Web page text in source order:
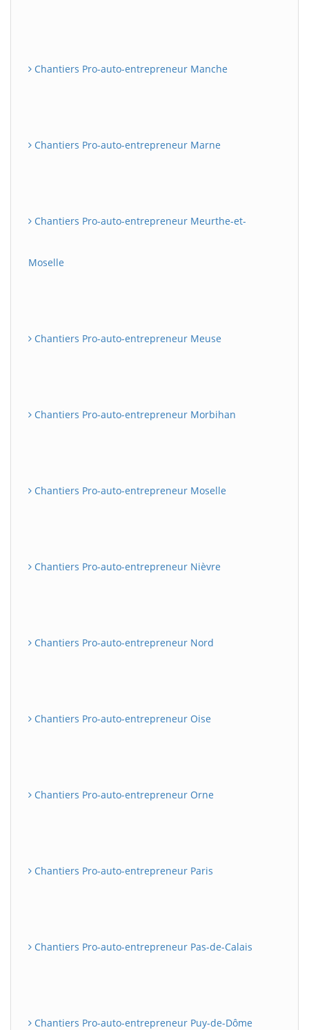
Chantiers Pro-auto-entrepreneur Manche
Chantiers Pro-auto-entrepreneur Marne
Chantiers Pro-auto-entrepreneur Meurthe-et-
Moselle
Chantiers Pro-auto-entrepreneur Meuse
Chantiers Pro-auto-entrepreneur Morbihan
Chantiers Pro-auto-entrepreneur Moselle
Chantiers Pro-auto-entrepreneur Nièvre
Chantiers Pro-auto-entrepreneur Nord
Chantiers Pro-auto-entrepreneur Oise
Chantiers Pro-auto-entrepreneur Orne
Chantiers Pro-auto-entrepreneur Paris
Chantiers Pro-auto-entrepreneur Pas-de-Calais
Chantiers Pro-auto-entrepreneur Puy-de-Dôme